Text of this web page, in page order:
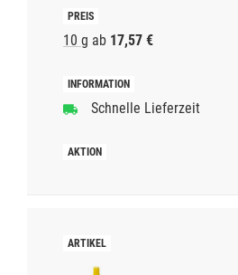
10 g ab 17,57 €
Schnelle Lieferzeit